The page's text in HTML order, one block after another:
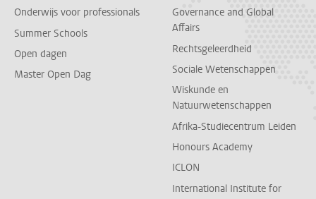
Onderwijs voor professionals
Summer Schools
Open dagen
Master Open Dag
Governance and Global
Affairs
Rechtsgeleerdheid
Sociale Wetenschappen
Wiskunde en
Natuurwetenschappen
Afrika-Studiecentrum Leiden
Honours Academy
ICLON
International Institute for